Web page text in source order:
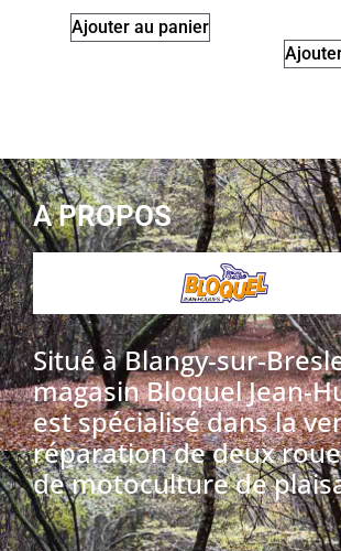
Ajouter au panier
A PROPOS
Situé à Blangy-sur-
magasin Bloquel Jean-
est spécialisé dans la
réparation de deux
de motoculture de